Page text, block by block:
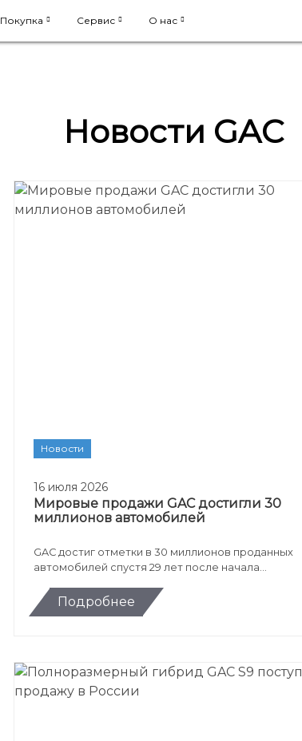
Покупка Сервис О нас
Новости GAC
Новости
16 июля 2026
Мировые продажи GAC достигли 30
миллионов автомобилей
GAC достиг отметки в 30 миллионов проданных
автомобилей спустя 29 лет после начала
GAC M8 PHEV для зарубежного рынка.
Подробнее